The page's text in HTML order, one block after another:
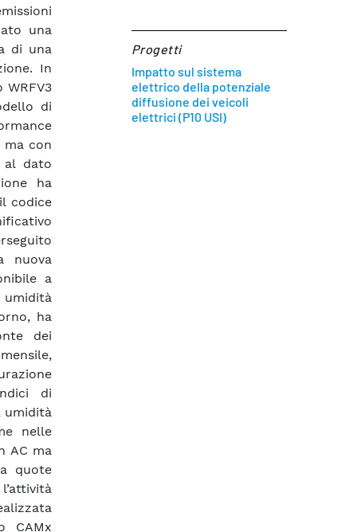
una
di una
In
di
con
al dato
ha
codice
nuova
a
umidità
ha
dei
di
umidità
nelle
AC ma
quote
CAMx
Progetti
Impatto sul sistema
elettrico della potenziale
diffusione dei veicoli
elettrici (P10 USI)